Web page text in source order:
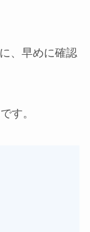
、早めに確認
す。